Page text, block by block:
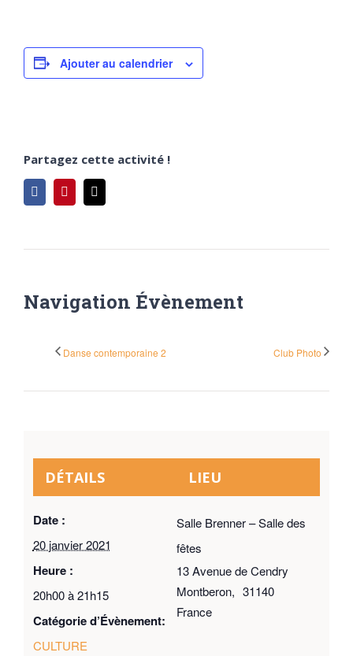
Ajouter au calendrier
Partagez cette activité !
FacebookPinterest
Navigation Évènement
Danse contemporaine 2 Club Photo
DÉTAILS
Date :
20 janvier 2021
Heure :
20h00 à 21h15
Catégorie d’Évènement:
CULTURE
LIEU
Salle Brenner – Salle des
fêtes
13 Avenue de Cendry
Montberon, 31140
France